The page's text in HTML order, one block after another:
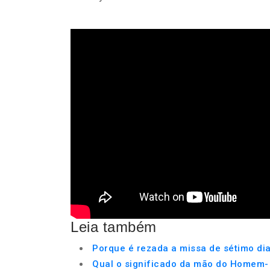
Leia também
Porque é rezada a missa de sétimo
Qual o significado da mão do Homem-